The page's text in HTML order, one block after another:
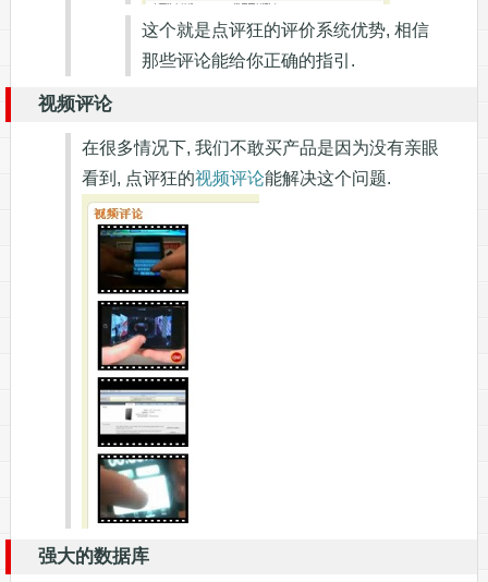
这个就是点评狂的评价系统优势, 相信
那些评论能给你正确的指引.
视频评论
在很多情况下, 我们不敢买产品是因为没有亲眼
看到, 点评狂的视频评论能解决这个问题.
强大的数据库